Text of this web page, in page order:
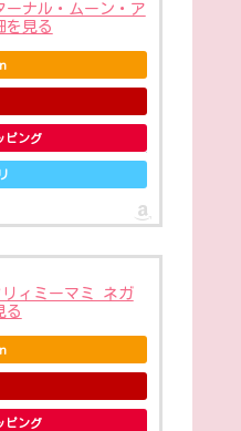
ーナル・ムーン・ア
を見る
ピング
リィミーマミ ネガ
る
ピング